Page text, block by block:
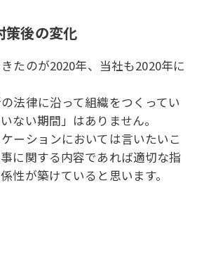
策後の変化
たのが2020年、当社も2020年に
法律に沿って組織をつくってい
ない期間」はありません。
ーションにおいては言いたいこ
に関する内容であれば適切な指
性が築けていると思います。